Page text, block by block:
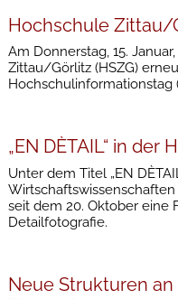
Hochschule Zittau/
Am Donnerstag, 15.
Zittau/Görlitz (HSZG)
Hochschulinformationstag
„EN DÈTAIL“ in
Unter dem Titel „EN
seit dem 20. Oktober eine
Detailfotografie.
Neue Strukturen